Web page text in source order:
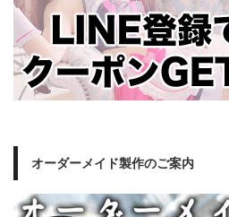
オーダーメイド製作のご案内